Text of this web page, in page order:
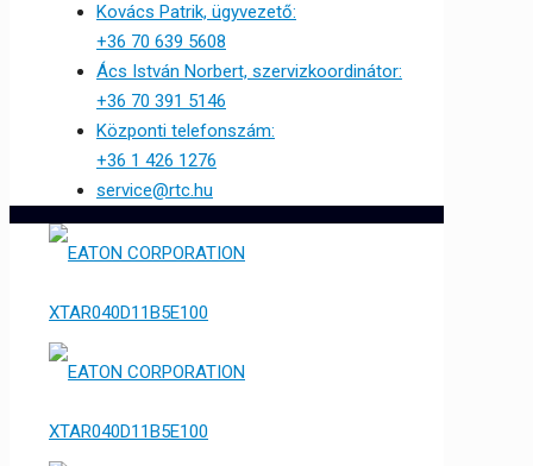
Kovács Patrik, ügyvezető:
+36 70 639 5608
Ács István Norbert, szervizkoordinátor:
+36 70 391 5146
Központi telefonszám:
+36 1 426 1276
service@rtc.hu